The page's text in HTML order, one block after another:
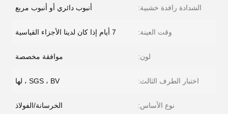
الشدادة رافدة خشبية: أنبوب دائري أو أنبوب مربع
وقت العينة: 7 أيام إذا كان لدينا الأجزاء القياسية
لون: موافقة مخصصة
اختبار الطرف الثالث: SGS ، BV ، لها
نوع الأساس: الخرسانة/الفولاذ